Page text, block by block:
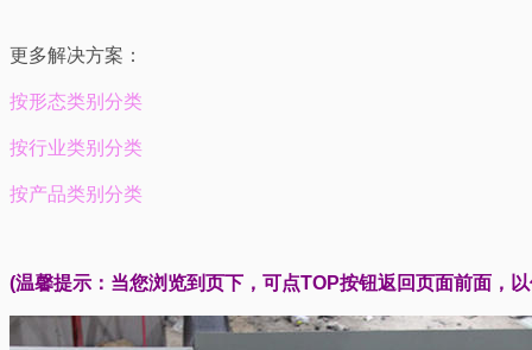
更多解决方案：
按形态类别分类
按行业类别分类
按产品类别分类
(温馨提示：当您浏览到页下，可点TOP按钮返回页面前面，